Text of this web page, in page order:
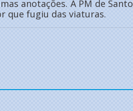
anotações. A PM de Santo
que fugiu das viaturas.